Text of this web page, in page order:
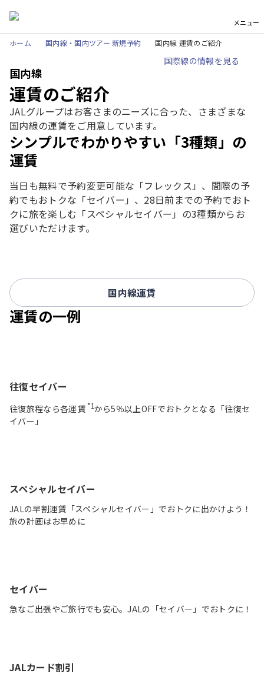
メニュー
ホーム 国内線・国内ツアー 新規予約 国内線 運賃のご紹介
国際線の情報を見る
国内線
運賃のご紹介
JALグループはお客さまのニーズに合った、さまざまな
国内線の運賃をご用意しています。
シンプルでわかりやすい「3種類」の
運賃
当日も無料で予約変更可能な「フレックス」、間際の予
約でもおトクな「セイバー」、28日前までの予約でおト
クに旅を楽しむ「スペシャルセイバー」の3種類からお
選びいただけます。
国内線運賃
運賃の一例
往復セイバー
往復旅程なら各運賃*1から5％以上OFFでおトクとなる「往復セ
イバー」
スペシャルセイバー
JALの早割運賃「スペシャルセイバー」でおトクに出かけよう！
旅の計画はお早めに
セイバー
急なご出張やご旅行でも安心。JALの「セイバー」でおトクに！
JALカード割引